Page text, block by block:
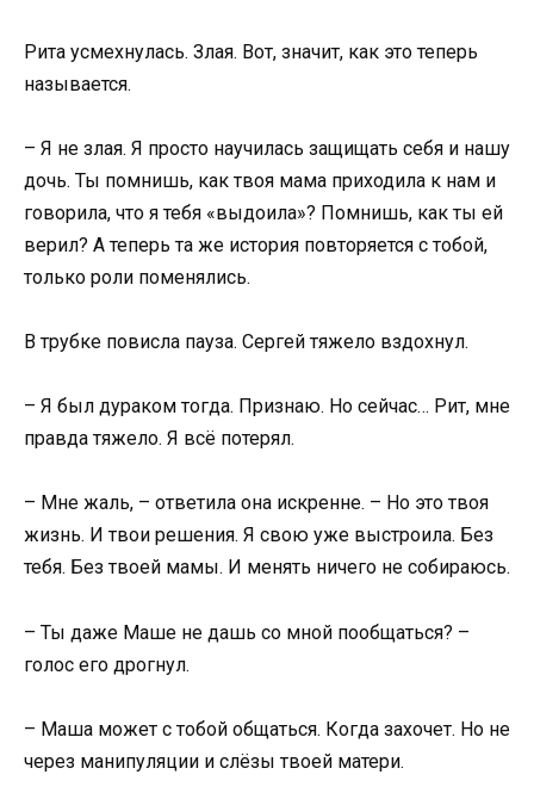
Рита усмехнулась. Злая. Вот, значит, как это теперь
называется.
– Я не злая. Я просто научилась защищать себя и нашу
дочь. Ты помнишь, как твоя мама приходила к нам и
говорила, что я тебя «выдоила»? Помнишь, как ты ей
верил? А теперь та же история повторяется с тобой,
только роли поменялись.
В трубке повисла пауза. Сергей тяжело вздохнул.
– Я был дураком тогда. Признаю. Но сейчас… Рит, мне
правда тяжело. Я всё потерял.
– Мне жаль, – ответила она искренне. – Но это твоя
жизнь. И твои решения. Я свою уже выстроила. Без
тебя. Без твоей мамы. И менять ничего не собираюсь.
– Ты даже Маше не дашь со мной пообщаться? –
голос его дрогнул.
– Маша может с тобой общаться. Когда захочет. Но не
через манипуляции и слёзы твоей матери.